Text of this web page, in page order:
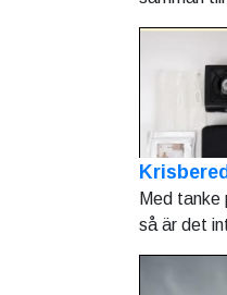
Med
så är det